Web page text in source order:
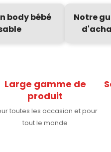
body bébé
Notre
Large gamme de
produit
toutes les occasion et pour
tout le monde